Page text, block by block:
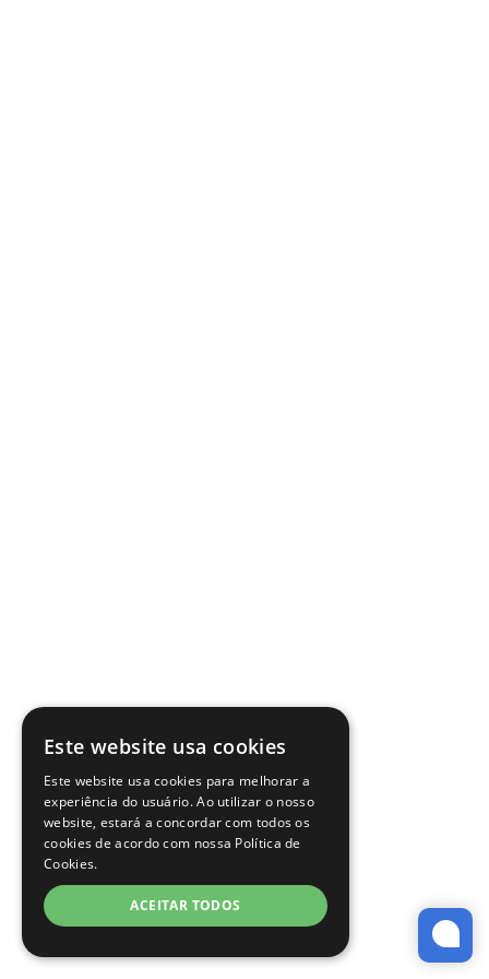
Este website usa cookies
Este website usa cookies para melhorar a
experiência do usuário. Ao utilizar o nosso
website, estará a concordar com todos os
cookies de acordo com nossa Política de
Cookies.
ACEITAR TODOS